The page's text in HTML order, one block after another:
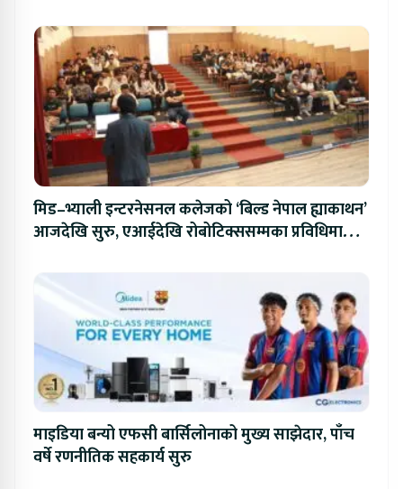
मिड–भ्याली इन्टरनेसनल कलेजको ‘बिल्ड नेपाल ह्याकाथन’
आजदेखि सुरु, एआईदेखि रोबोटिक्ससम्मका प्रविधिमा
माइडिया बन्यो एफसी बार्सिलोनाको मुख्य साझेदार, पाँच
वर्षे रणनीतिक सहकार्य सुरु